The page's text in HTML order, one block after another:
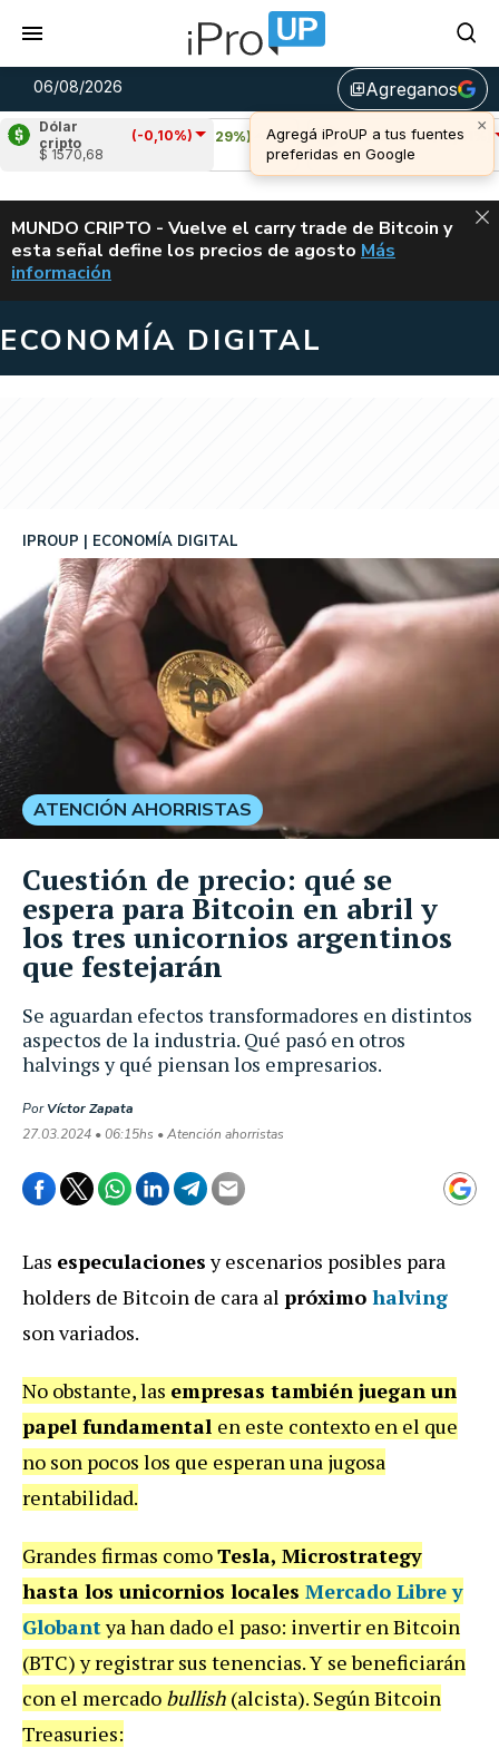
06/08/2026 library_addAgreganos
Dólar
cripto
(-0,10%)
$ 1570,68
Cardano
(0,29%)
u$s 0,19
Avalanche (-0,21%)
u$s 6,66
ALERTA
MUNDO CRIPTO - Vuelve el carry trade de Bitcoin y
esta señal define los precios de agosto VUELVE EL
Más
información
ECONOMÍA DIGITAL
Se aguardan efectos transformadores en distintos
aspectos de la industria. Qué pasó en otros
halvings y qué piensan los empresarios.
IPROUP ECONOMÍA DIGITAL
PorVíctor Zapata
27.03.2024 • 06:15hs • Atención ahorristas
ATENCIÓN AHORRISTAS
Cuestión de precio: qué se
espera para Bitcoin en abril y
los tres unicornios argentinos
que festejarán
Las especulacionesy escenarios posibles para
holders de Bitcoin de cara al próximo halving
son variados.
No obstante, las empresas también juegan un
papel fundamental en este contexto en el que
no son pocos los que esperan una jugosa
rentabilidad.
Grandes firmas comoTesla, Microstrategy
hasta los unicornios locales Mercado Libre y
Globantya han dado el paso: invertir en Bitcoin
(BTC) y registrar sus tenencias. Y se beneficiarán
con el mercado bullish (alcista). Según Bitcoin
Treasuries: